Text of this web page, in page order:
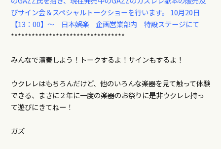
びサイン会＆スペシャルトークショーを行います。 10月20日
【13：00】～ 日本娯楽 企画営業部内 特設ステージにて
*********************************
みんなで演奏しよう！トークするよ！サインもするよ！
ウクレレはもちろんだけど、他のいろんな楽器を見て触って体験
できる、まさに２年に一度の楽器のお祭りに是非ウクレレ持っ
て遊びにきてねー！
ガズ